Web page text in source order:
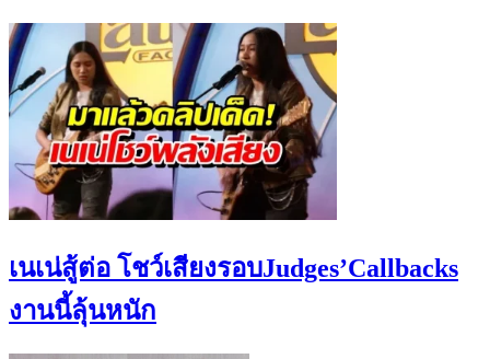
เนเน่สู้ต่อ โชว์เสียงรอบJudges’Callbacks
งานนี้ลุ้นหนัก